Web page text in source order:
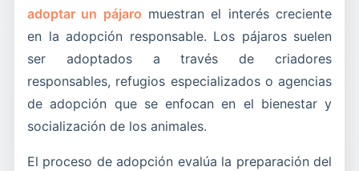
adoptar un pájaro muestran el interés creciente
en la adopción responsable. Los pájaros suelen
ser adoptados a través de criadores
responsables, refugios especializados o agencias
de adopción que se enfocan en el bienestar y
socialización de los animales.
El proceso de adopción evalúa la preparación del